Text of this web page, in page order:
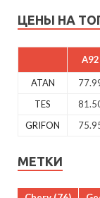
ЦЕНЫ НА
A92
ATAN
TES
GRIFON
МЕТКИ